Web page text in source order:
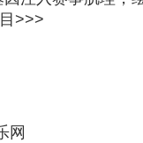
>>>
网